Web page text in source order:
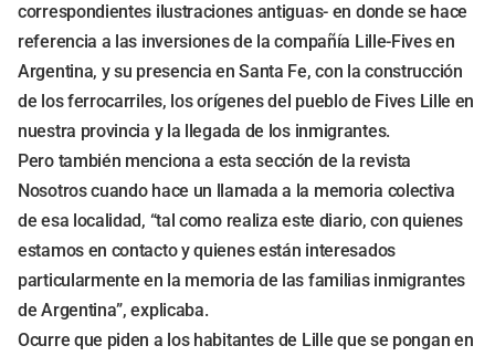
correspondientes ilustraciones antiguas- en donde se hace
referencia a las inversiones de la compañía Lille-Fives en
Argentina, y su presencia en Santa Fe, con la construcción
de los ferrocarriles, los orígenes del pueblo de Fives Lille en
nuestra provincia y la llegada de los inmigrantes.
Pero también menciona a esta sección de la revista
Nosotros cuando hace un llamada a la memoria colectiva
de esa localidad, “tal como realiza este diario, con quienes
estamos en contacto y quienes están interesados
particularmente en la memoria de las familias inmigrantes
de Argentina”, explicaba.
Ocurre que piden a los habitantes de Lille que se pongan en